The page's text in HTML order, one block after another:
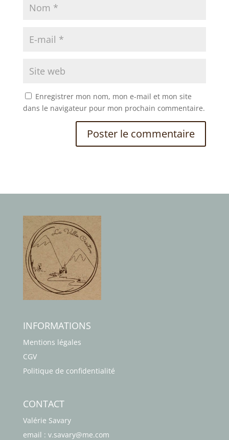
Enregistrer mon nom, mon e-mail et mon site
dans le navigateur pour mon prochain commentaire.
INFORMATIONS
Mentions légales
CGV
Politique de confidentialité
CONTACT
Valérie Savary
email : v.savary@me.com